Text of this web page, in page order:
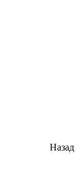
Назад